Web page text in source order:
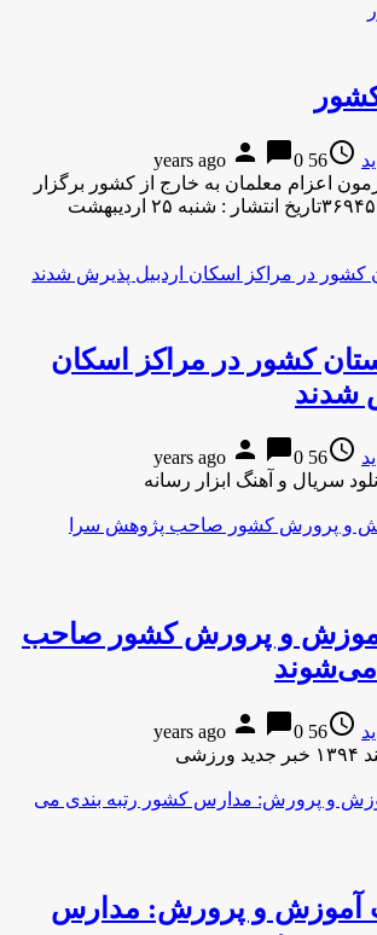
access_time
56 years ago
person chat_bubble0
اعزام معلمان به خارج از کشور برگزار
نمی‌شود کد مطلب: ۳۶۹۴۵تاریخ انتشار : شنبه ۲۵ اردیبهشت
۹ استان کشور در مراکز اسکان
شدند
access_time
56 years ago
person chat_bubble0
و پرورش کشور صاحب
access_time
56 years ago
person chat_bubble0
آموزش و پرورش: مدارس